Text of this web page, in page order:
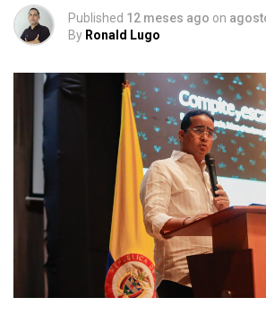
Published 12 meses ago on
By Ronald Lugo